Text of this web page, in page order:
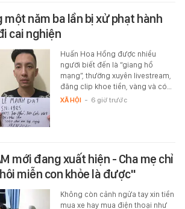
một năm ba lần bị xử phạt hành
cai nghiện
Huấn Hoa Hồng được nhiều
người biết đến là “giang hồ
mạng”, thường xuyên livestream,
đăng clip khoe tiền, vàng và có…
XÃ HỘI - 6 giờ trước
mới đang xuất hiện - Cha mẹ chỉ
miễn con khỏe là được"
Không còn cảnh ngửa tay xin tiền
mua xe hay mua điện thoại như